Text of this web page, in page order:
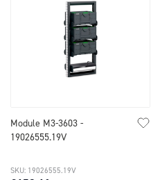
Module M3-3603 -
19026555.19V
SKU: 19026555.19V